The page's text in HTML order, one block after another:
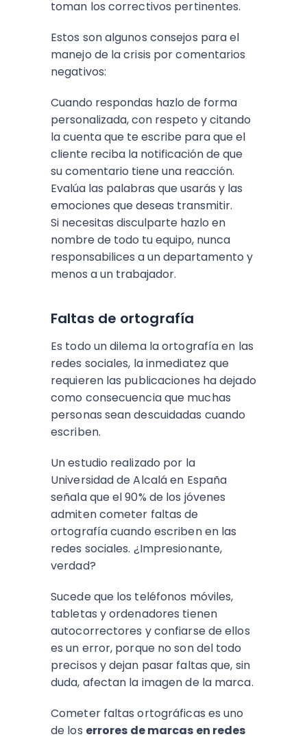
toman los correctivos pertinentes.
Estos son algunos consejos para el
manejo de la crisis por comentarios
negativos:
Cuando respondas hazlo de forma
personalizada, con respeto y citando
la cuenta que te escribe para que el
cliente reciba la notificación de que
su comentario tiene una reacción.
Evalúa las palabras que usarás y las
emociones que deseas transmitir.
Si necesitas disculparte hazlo en
nombre de todo tu equipo, nunca
responsabilices a un departamento y
menos a un trabajador.
Faltas de ortografía
Es todo un dilema la ortografía en las
redes sociales, la inmediatez que
requieren las publicaciones ha dejado
como consecuencia que muchas
personas sean descuidadas cuando
escriben.
Un estudio realizado por la
Universidad de Alcalá en España
señala que el 90% de los jóvenes
admiten cometer faltas de
ortografía cuando escriben en las
redes sociales. ¿Impresionante,
verdad?
Sucede que los teléfonos móviles,
tabletas y ordenadores tienen
autocorrectores y confiarse de ellos
es un error, porque no son del todo
precisos y dejan pasar faltas que, sin
duda, afectan la imagen de la marca.
Cometer faltas ortográficas es uno
de los errores de marcas en redes